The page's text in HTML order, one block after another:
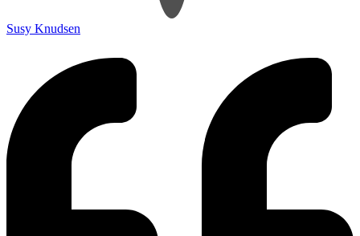
Susy Knudsen